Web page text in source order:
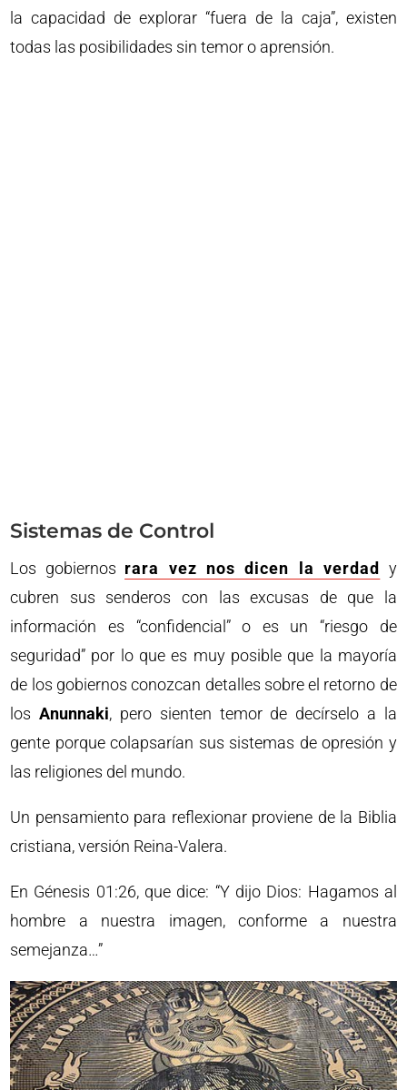
la capacidad de explorar “fuera de la caja”, existen
todas las posibilidades sin temor o aprensión.
Sistemas de Control
Los gobiernos rara vez nos dicen la verdad
y
cubren sus senderos con las excusas de que la
información es “confidencial” o es un “riesgo de
seguridad” por lo que es muy posible que la mayoría
de los gobiernos conozcan detalles sobre el retorno de
losAnunnaki, pero sienten temor de decírselo a la
gente porque colapsarían sus sistemas de opresión y
las religiones del mundo.
Un pensamiento para reflexionar proviene de la Biblia
cristiana, versión Reina-Valera.
En Génesis 01:26, que dice: “Y dijo Dios: Hagamos al
hombre a nuestra imagen, conforme a nuestra
semejanza…”